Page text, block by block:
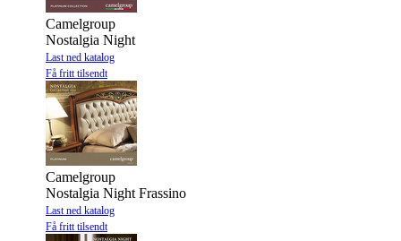
Camelgroup
Nostalgia Night
Last ned katalog
Få fritt tilsendt
Camelgroup
Nostalgia Night Frassino
Last ned katalog
Få fritt tilsendt